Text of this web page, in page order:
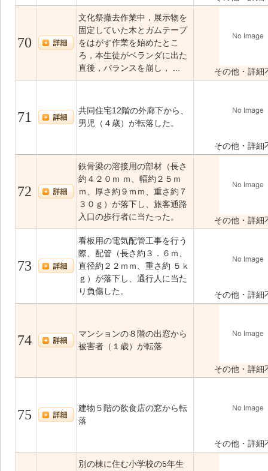
70
文化祭撤去作業中，展示物を
固定していた木とガムテープ
をはがす作業を始めたとこ
ろ，本生徒がベランダに出た
直後，バランスを崩し， ...
その他・詳細
71
共同住宅12階の外廊下から、
男児（４歳）が転落した。
その他・詳細
72
鉄骨梁の溶接用の部材（長さ
約４２０ｍ ｍ、幅約２５ｍ
ｍ、厚さ約９ｍｍ、重さ約７
３０ｇ）が落下し、旅客通路
入口の歩行者に当たった。
その他・詳細
73
看板用の電気配管工事を行う
際、配管（長さ約３．６ｍ、
直径約２２ｍｍ、重さ約 ５ｋ
ｇ）が落下し、通行人に当た
り負傷した。
その他・詳細
74
マンションの８階の出窓から
被害者（１歳）が転落
その他・詳細
75
建物５階の飲食店の窓から転
落
その他・詳細
別の棟に住む小学校の5年生